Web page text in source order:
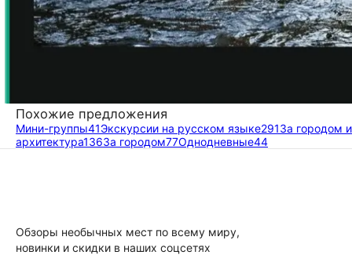
Похожие предложения
Мини-группы41Экскурсии на русском языке291За городом
архитектура136За городом77Однодневные44
Обзоры необычных мест по всему миру,
новинки и скидки в наших соцсетях